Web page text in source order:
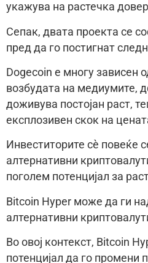
укажува на растечка
Сепак, двата проекта се
пред да го постигнат
Dogecoin е многу зависен
возбудата на медиумите,
доживува постојан раст,
експлозивен скок на
Инвеститорите сè повеќе
алтернативни
поголем потенцијал за
Bitcoin Hyper може да ги
алтернативни
Во овој контекст, Bitcoin
потенцијал да го промени